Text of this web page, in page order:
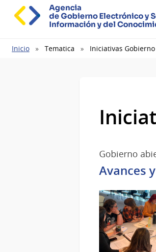
Agencia
de Gobierno Electrónico y
Información y del
Ruta
Inicio Tematica Iniciativas
Gobierno
Avances